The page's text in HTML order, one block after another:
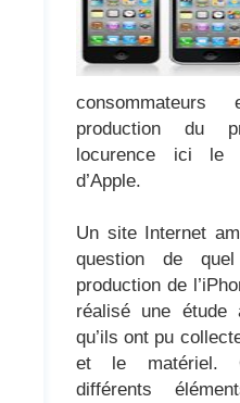
production du
locurence ici le
d’Apple.
Un site Internet
question de
production de
réalisé une
qu’ils ont pu
et le matériel.
différents